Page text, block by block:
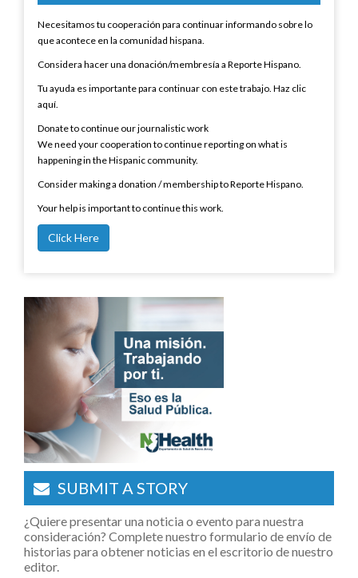
Necesitamos tu cooperación para continuar informando sobre lo
que acontece en la comunidad hispana.
Considera hacer una donación/membresía a Reporte Hispano.
Tu ayuda es importante para continuar con este trabajo. Haz clic
aquí.
Donate to continue our journalistic work
We need your cooperation to continue reporting on what is
happening in the Hispanic community.
Consider making a donation / membership to Reporte Hispano.
Your help is important to continue this work.
Click Here
SUBMIT A STORY
¿Quiere presentar una noticia o evento para nuestra
consideración? Complete nuestro formulario de envío de
historias para obtener noticias en el escritorio de nuestro
editor.